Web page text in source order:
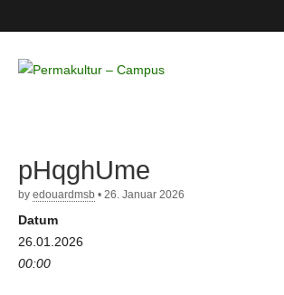
– Campus
pHqghUme
by edouardmsb • 26. Januar 2026
Datum
26.01.2026
00:00